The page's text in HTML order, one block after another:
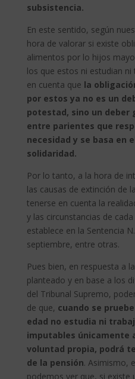
subsistencia.
En este sentido, según
hora de valorar si existe
alimentos por lo hijos
los que estos ni estudian
en cuenta que la
por estos ya no es un
potestad, sino un deber
entre parientes que
necesidad y se basa en
solidaridad.
Por lo tanto, a la hora de
las causas de extinción de
tenerse en cuenta la
y las circunstancias de
establece en la Sentencia
septiembre, entre otras.
Pues bien, en respuesta a
planteado y en base a los
del Tribunal Supremo,
de que, cuando se
edad no estudia ni
imputables únicamente
voluntad propia, podrá
de la pensión. Asimismo,
podemos ver que, si existe